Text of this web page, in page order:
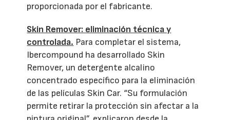
proporcionada por el fabricante.
Skin Remover: eliminación técnica y
controlada. Para completar el sistema,
Ibercompound ha desarrollado Skin
Remover, un detergente alcalino
concentrado específico para la eliminación
de las películas Skin Car. “Su formulación
permite retirar la protección sin afectar a la